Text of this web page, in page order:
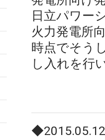
日立パワー
火力発電所
時点でそう
し入れを行
◆2015.05.12